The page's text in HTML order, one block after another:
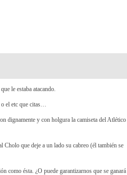
le estaba atacando.
el etc que citas…
dignamente y con holgura la camiseta del Atlético
Cholo que deje a un lado su cabreo (él también se
como ésta. ¿O puede garantizarnos que se ganará